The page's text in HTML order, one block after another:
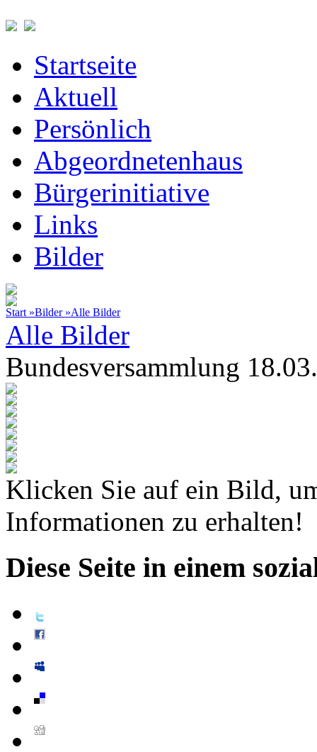
Startseite
Aktuell
Persönlich
Abgeordnetenhaus
Bürgerinitiative
Links
Bilder
Start »Bilder »Alle Bilder
Alle Bilder
Bundesversammlung
Klicken Sie auf ein Bild,
Informationen zu erhalten!
Diese Seite in einem